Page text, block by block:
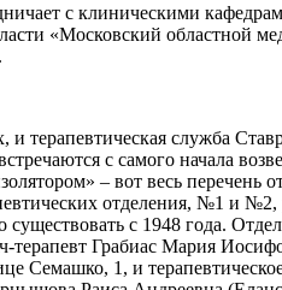
с клиническими
«Московский областной
терапевтическая служба
с самого начала
– вот весь перечень
отделения, №1 и
с 1948 года.
терапевт Грабиас Мария
Семашко, 1, и